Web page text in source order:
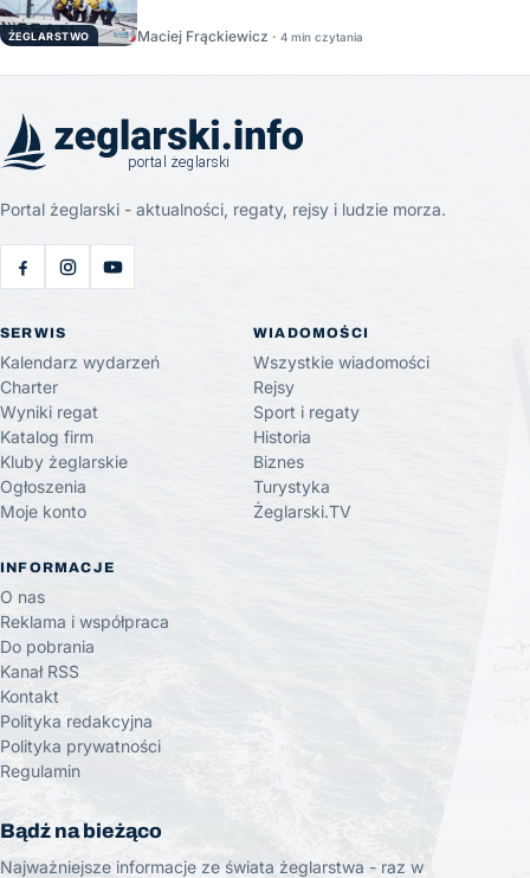
ŻEGLARSTWO Maciej Frąckiewicz · 4 min czytania
Portal żeglarski - aktualności, regaty, rejsy i ludzie morza.
SERWIS
Kalendarz wydarzeń
Charter
Wyniki regat
Katalog firm
Kluby żeglarskie
Ogłoszenia
Moje konto
WIADOMOŚCI
Wszystkie wiadomości
Rejsy
Sport i regaty
Historia
Biznes
Turystyka
Żeglarski.TV
INFORMACJE
O nas
Reklama i współpraca
Do pobrania
Kanał RSS
Kontakt
Polityka redakcyjna
Polityka prywatności
Regulamin
Bądź na bieżąco
Najważniejsze informacje ze świata żeglarstwa - raz w